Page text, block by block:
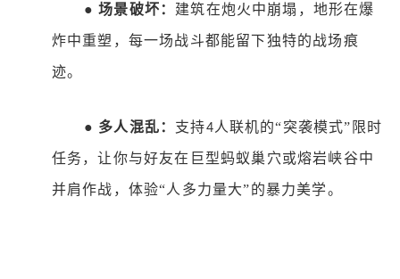
● 场景破坏： 建筑在炮火中崩塌，地形在爆
炸中重塑，每一场战斗都能留下独特的战场痕
迹。
● 多人混乱： 支持4人联机的“突袭模式”限时
任务，让你与好友在巨型蚂蚁巢穴或熔岩峡谷中
并肩作战，体验“人多力量大”的暴力美学。